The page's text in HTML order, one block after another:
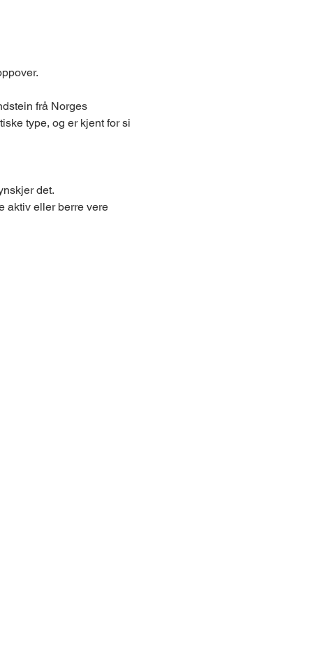
frå Norges
type, og er kjent for si
det.
aktiv eller berre vere